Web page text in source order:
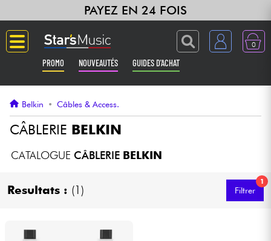
PAYEZ EN 24 FOIS
0
PROMO NOUVEAUTÉS GUIDES D'ACHAT
Guitares & Basses
Amplis & Effets
Claviers & Pianos
Belkin • Câbles & Access.
CÂBLERIE BELKIN
CATALOGUE CÂBLERIE BELKIN
Resultats : (1)
1
Filtrer